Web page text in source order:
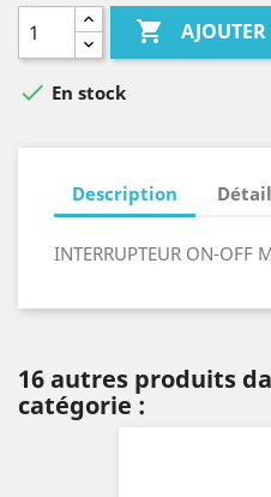

 En stock
Description
INTERRUPTEUR ON-OFF
16 autres produits
catégorie :